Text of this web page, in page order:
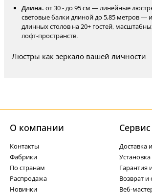
Длина. от 30 - до 95 см — линейные
световые балки длиной до 5,85 метров —
длинных столов на 20+ гостей,
лофт-пространств.
Люстры как зеркало вашей личности
О компании
Контакты
Фабрики
По странам
Распродажа
Новинки
Cервис
Доставка
Гарантия
Возврат
Веб-